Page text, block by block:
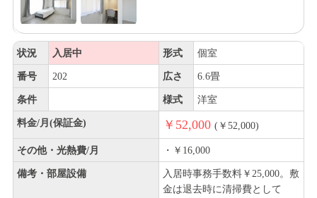
状況 入居中 形式 個室
番号 202 広さ 6.6畳
条件 様式 洋室
料金/月(保証金) ￥52,000 (￥52,000)
その他・光熱費/月 ・￥16,000
備考・部屋設備
入居時事務手数料￥25,000。敷
金は退去時に清掃費として